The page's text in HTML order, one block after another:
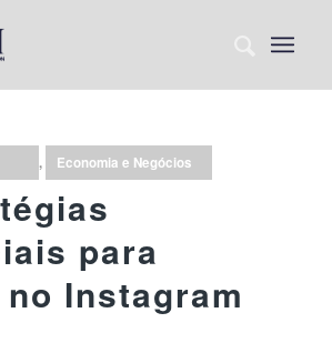
, Economia e Negócios
para
Instagram